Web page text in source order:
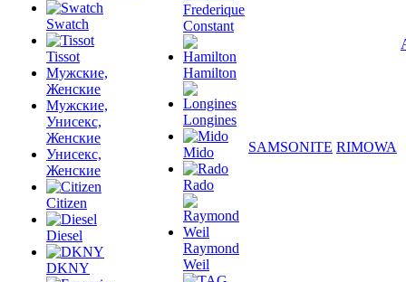
Swatch
Tissot
Мужские,
Женские
Мужские,
Унисекс,
Женские
Унисекс,
Женские
Citizen
Diesel
DKNY
Frederique
Constant
Hamilton
Longines
Mido
Rado
Raymond
Weil
SAMSONITE RIMOWA